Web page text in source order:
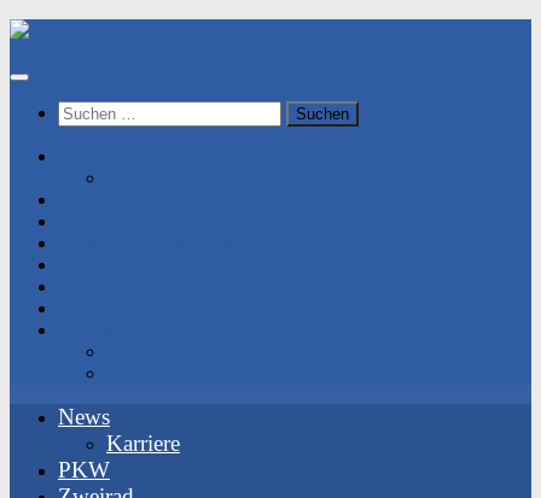
Unter
Inhalt
Suchen
nach:
News
Karriere
PKW